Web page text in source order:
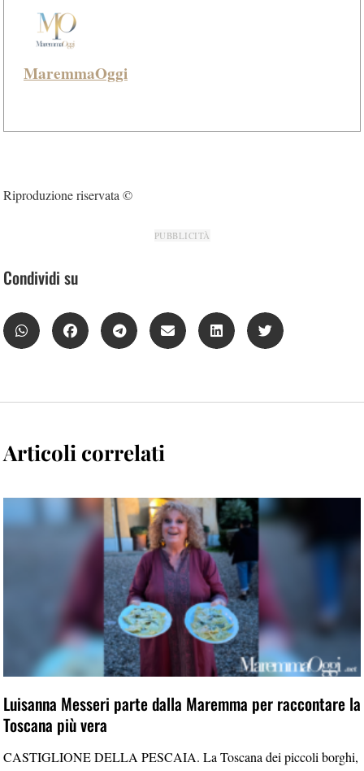
MaremmaOggi
Riproduzione riservata ©
PUBBLICITÀ
Condividi su
Articoli correlati
Luisanna Messeri parte dalla Maremma per raccontare la
Toscana più vera
CASTIGLIONE DELLA PESCAIA. La Toscana dei piccoli borghi,